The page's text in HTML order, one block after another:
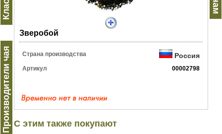
Производители чая
Зверобой
Страна производства Россия
Артикул 00002798
С этим также покупают